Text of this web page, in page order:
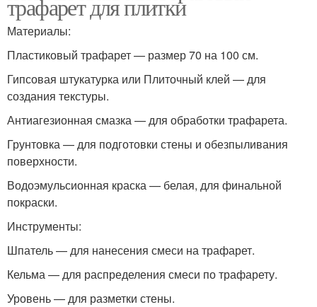
трафарет для плитки
Материалы:
Пластиковый трафарет — размер 70 на 100 см.
Гипсовая штукатурка или Плиточный клей — для
создания текстуры.
Антиагезионная смазка — для обработки трафарета.
Грунтовка — для подготовки стены и обезпыливания
поверхности.
Водоэмульсионная краска — белая, для финальной
покраски.
Инструменты:
Шпатель — для нанесения смеси на трафарет.
Кельма — для распределения смеси по трафарету.
Уровень — для разметки стены.